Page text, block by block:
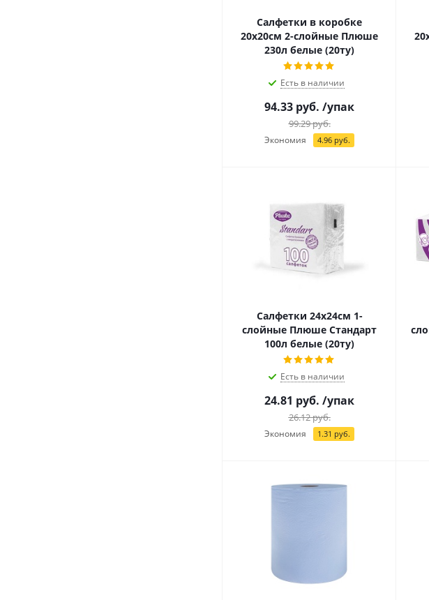
Салфетки в коробке
20х20см 2-слойные Плюше
230л белые (20ту)
Есть в наличии
94.33 руб. /упак
99.29руб.
Экономия 4.96руб.
Салфетки 24х24см 1-
слойные Плюше Стандарт
100л белые (20ту)
Есть в наличии
24.81 руб. /упак
26.12руб.
Экономия 1.31 руб.